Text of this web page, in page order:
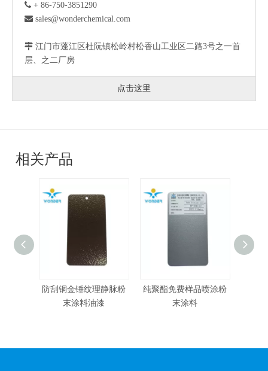
 + 86-750-3851290
 sales@wonderchemical.com
 江门市蓬江区杜阮镇松岭村松香山工业区二路3号之一首
层、之二厂房
点击这里
相关产品
防刮铜金锤纹理静脉粉
末涂料油漆
纯聚酯免费样品喷涂粉
末涂料